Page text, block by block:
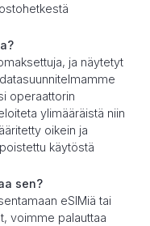
ja näytetyt
operaattorin
ylimääräistä niin
oikein ja
käytöstä
sen?
eSIMiä tai
voimme palauttaa